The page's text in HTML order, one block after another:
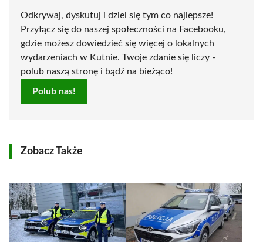
Odkrywaj, dyskutuj i dziel się tym co najlepsze!
Przyłącz się do naszej społeczności na Facebooku,
gdzie możesz dowiedzieć się więcej o lokalnych
wydarzeniach w Kutnie. Twoje zdanie się liczy -
polub naszą stronę i bądź na bieżąco!
Polub nas!
Zobacz Także